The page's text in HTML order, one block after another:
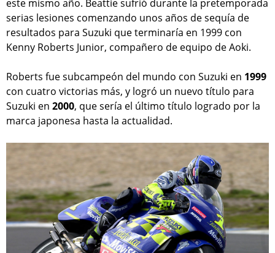
este mismo año. Beattie sufrió durante la pretemporada
serias lesiones comenzando unos años de sequía de
resultados para Suzuki que terminaría en 1999 con
Kenny Roberts Junior, compañero de equipo de Aoki.
Roberts fue subcampeón del mundo con Suzuki en 1999
con cuatro victorias más, y logró un nuevo título para
Suzuki en 2000, que sería el último título logrado por la
marca japonesa hasta la actualidad.